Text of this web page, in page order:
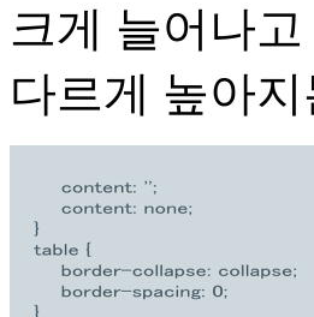
크게 늘어나
다르게 높아